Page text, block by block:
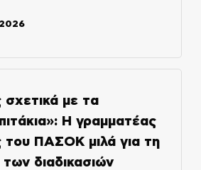
σχετικά με τα
Η γραμματέας
του ΠΑΣΟΚ μιλά για τη
διαδικασιών